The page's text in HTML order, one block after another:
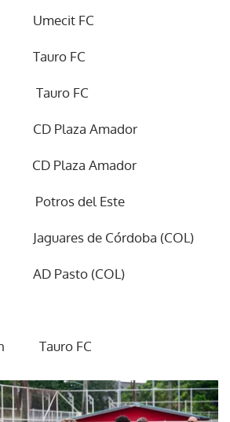
Umecit FC
Tauro FC
Tauro FC
Plaza Amador
CD Plaza Amador
Potros del Este
de Córdoba (COL)
Pasto (COL)
Tauro FC